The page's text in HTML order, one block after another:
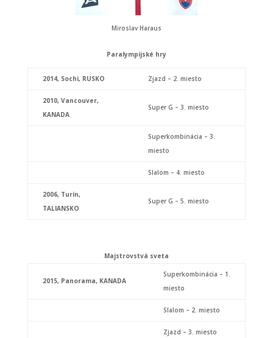
Miroslav Haraus
Paralympijské hry
2014, Sochi, RUSKO Zjazd – 2. miesto
2010, Vancouver,
KANADA
Super G – 3. miesto
Superkombinácia – 3.
miesto
Slalom – 4. miesto
2006, Turín,
TALIANSKO
Super G – 5. miesto
Majstrovstvá sveta
2015, Panorama, KANADA
Superkombinácia – 1.
miesto
Slalom – 2. miesto
Zjazd – 3. miesto